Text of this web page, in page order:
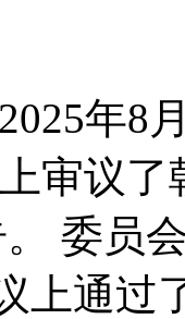
年8
审议
委员
上通过